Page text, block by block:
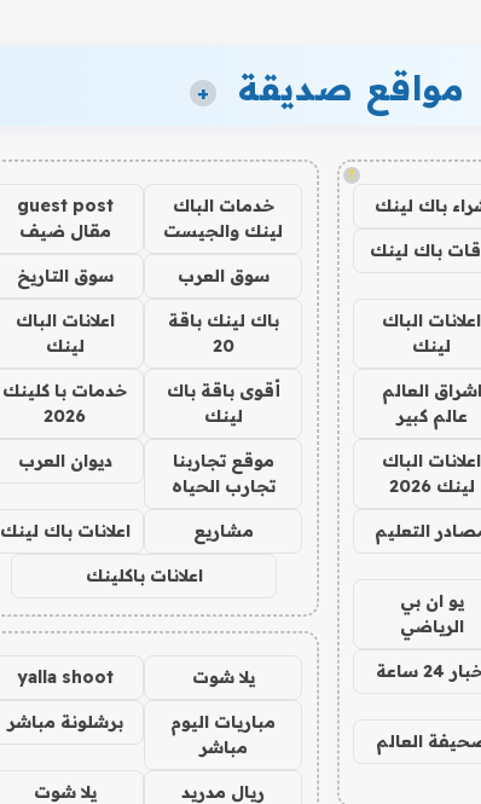
مواقع صديقة +
!
باك لينك
باك لينك
اعلانات الباك
لينك
اشراق العالم
عالم كبير
اعلانات الباك
لينك 2026
التعليم
يو ان بي
الرياضي
24 ساعة
العالم
خدمات الباك
لينك والجيست
guest post
مقال ضيف
سوق العرب سوق التاريخ
باك لينك باقة
20
اعلانات الباك
لينك
أقوى باقة باك
لينك
خدمات با كلينك
2026
موقع تجاربنا
تجارب الحياه
ديوان العرب
مشاريع اعلانات باك لينك
اعلانات باكلينك
يلا شوت yalla shoot
مباريات اليوم
مباشر
برشلونة مباشر
ريال مدريد
يلا شوت